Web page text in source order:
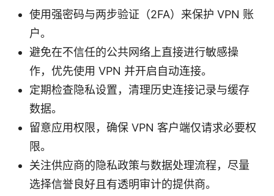
使用强密码与两步验证（2FA）来保护 VPN 账
户。
避免在不信任的公共网络上直接进行敏感操
作，优先使用 VPN 并开启自动连接。
定期检查隐私设置，清理历史连接记录与缓存
数据。
留意应用权限，确保 VPN 客户端仅请求必要权
限。
关注供应商的隐私政策与数据处理流程，尽量
选择信誉良好且有透明审计的提供商。